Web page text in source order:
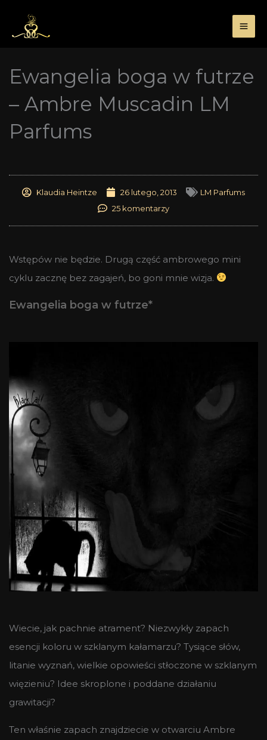
treści
Ewangelia boga w futrze
– Ambre Muscadin LM
Parfums
Klaudia Heintze 26 lutego, 2013
LM Parfums
25 komentarzy
Wstępów nie będzie. Drugą część ambrowego mini
cyklu zacznę bez zagajeń, bo goni mnie wizja.
Ewangelia boga w futrze*
Wiecie, jak pachnie atrament? Niezwykły zapach
esencji koloru w szklanym kałamarzu? Tysiące słów,
litanie wyznań, wielkie opowieści stłoczone w szklanym
więzieniu? Idee skroplone i poddane działaniu
grawitacji?
Ten właśnie zapach znajdziecie w otwarciu Ambre